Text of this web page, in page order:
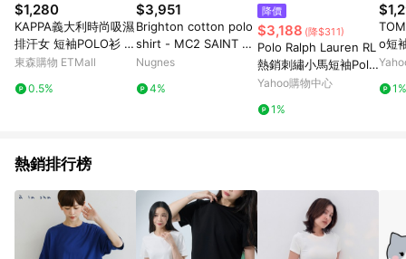
$1,280
KAPPA義大利時尚吸濕
排汗女 短袖POLO衫 桃
紅 322B6HWXLF
東森購物 ETMall
0.5%
$3,951
Brighton cotton polo
shirt - MC2 SAINT BA
RTH - gender_Man
Nugnes
4%
降價
$3,188 (降$311)
Polo Ralph Lauren RL
熱銷刺繡小馬短袖Polo
衫-湖水綠色(CUSTOM
Yahoo購物中心
1%
o短
1%
熱銷排行榜